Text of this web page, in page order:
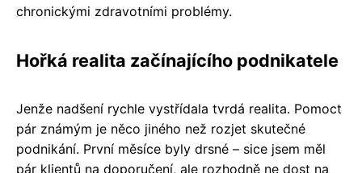
chronickými zdravotními problémy.
Hořká realita začínajícího podnikatele
Jenže nadšení rychle vystřídala tvrdá realita. Pomoct
pár známým je něco jiného než rozjet skutečné
podnikání. První měsíce byly drsné – sice jsem měl
pár klientů na doporučení, ale rozhodně ne dost na